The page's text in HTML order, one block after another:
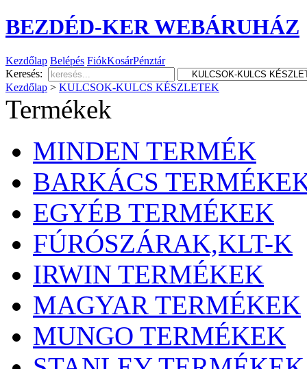
BEZDÉD-KER WEBÁRUHÁZ
Kezdőlap Belépés FiókKosárPénztár
Keresés:
Kezdőlap > KULCSOK-KULCS KÉSZLETEK
Termékek
MINDEN TERMÉK
BARKÁCS
EGYÉB TERMÉKEK
FÚRÓSZÁRAK,KLT-K
IRWIN TERMÉKEK
MAGYAR TERMÉKEK
MUNGO TERMÉKEK